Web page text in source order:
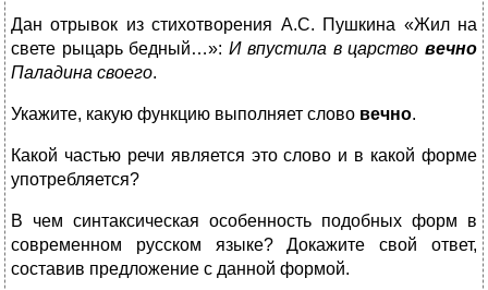
Дан отрывок из стихотворения А.С. Пушкина «Жил на
свете рыцарь бедный…»:И впустила в царствовечно
Паладина своего.
Укажите, какую функцию выполняет слово вечно.
Какой частью речи является это слово и в какой форме
употребляется?
В чем синтаксическая особенность подобных форм в
современном русском языке? Докажите свой ответ,
составив предложение с данной формой.